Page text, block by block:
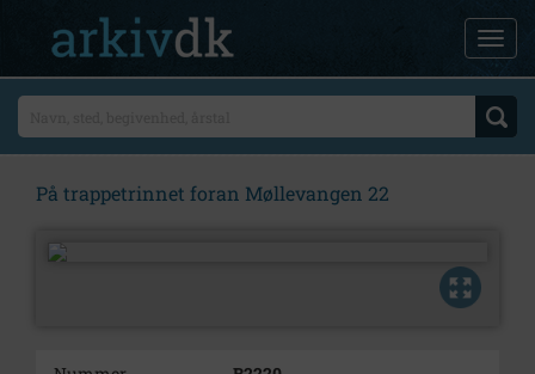
På trappetrinnet foran Møllevangen 22